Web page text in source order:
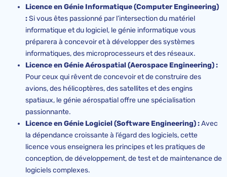
Licence en Génie Informatique (Computer Engineering)
:Si vous êtes passionné par l’intersection du matériel
informatique et du logiciel, le génie informatique vous
préparera à concevoir et à développer des systèmes
informatiques, des microprocesseurs et des réseaux.
Licence en Génie Aérospatial (Aerospace Engineering) :
Pour ceux qui rêvent de concevoir et de construire des
avions, des hélicoptères, des satellites et des engins
spatiaux, le génie aérospatial offre une spécialisation
passionnante.
Licence en Génie Logiciel (Software Engineering) :Avec
la dépendance croissante à l’égard des logiciels, cette
licence vous enseignera les principes et les pratiques de
conception, de développement, de test et de maintenance de
logiciels complexes.